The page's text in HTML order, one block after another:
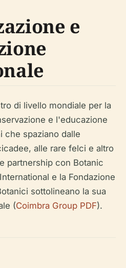
e
di livello mondiale per la
e l'educazione
che spaziano dalle
alle rare felci e altro
partnership con Botanic
e la Fondazione
sottolineano la sua
(Coimbra Group PDF).